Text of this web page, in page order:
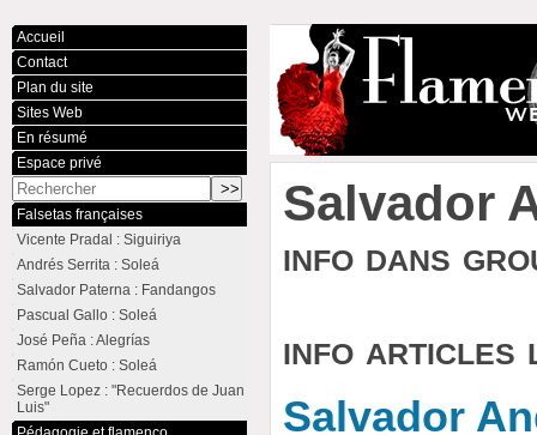
Salvador
info dans
info articles
Salvador
Accueil
Contact
Plan du site
Sites Web
En résumé
Espace privé
Falsetas françaises
Vicente Pradal : Siguiriya
Andrés Serrita : Soleá
Salvador Paterna : Fandangos
Pascual Gallo : Soleá
José Peña : Alegrías
Ramón Cueto : Soleá
Serge Lopez : "Recuerdos de Juan
Luis"